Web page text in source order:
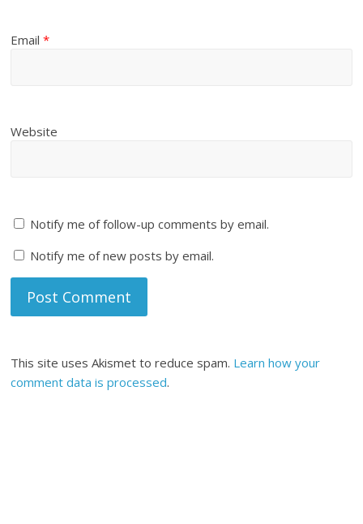
Email*
Website
Notify me of follow-up comments by email.
Notify me of new posts by email.
This site uses Akismet to reduce spam. Learn how your
comment data is processed.